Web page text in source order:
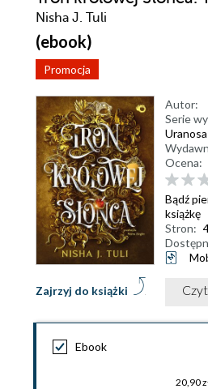
Nisha J. Tuli
(ebook)
Promocja
Zajrzyj do książki
Autor:
Serie
Uranosa
Ocena:
Bądź
książkę
Stron:
Ebook
20,90